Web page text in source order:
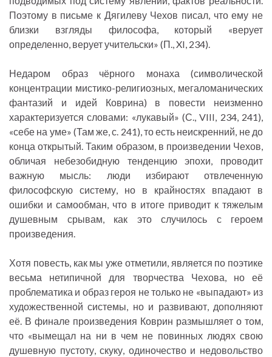
Поэтому в письме к Дягилеву Чехов писал, что ему не
близки взгляды философа, который «верует
определенно, верует учительски» (П., XI, 234).
Недаром образ чёрного монаха (символической
концентрации мистико-религиозных, мегаломанических
фантазий и идей Коврина) в повести неизменно
характеризуется словами: «лукавый» (С., VIII, 234, 241),
«себе на уме» (Там же, с. 241), то есть неискренний, не до
конца открытый. Таким образом, в произведении Чехов,
обличая небезобидную тенденцию эпохи, проводит
важную мысль: люди избирают отвлеченную
философскую систему, но в крайностях впадают в
ошибки и самообман, что в итоге приводит к тяжелым
душевным срывам, как это случилось с героем
произведения.
Хотя повесть, как мы уже отметили, является по поэтике
весьма нетипичной для творчества Чехова, но её
проблематика и образ героя не только не «выпадают» из
художественной системы, но и развивают, дополняют
её. В финале произведения Коврин размышляет о том,
что «вымещал на ни в чем не повинных людях свою
душевную пустоту, скуку, одиночество и недовольство